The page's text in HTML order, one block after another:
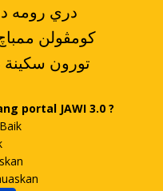
دري رومه
،کومڤولن
.تورون
portal JAWI 3.0 ?